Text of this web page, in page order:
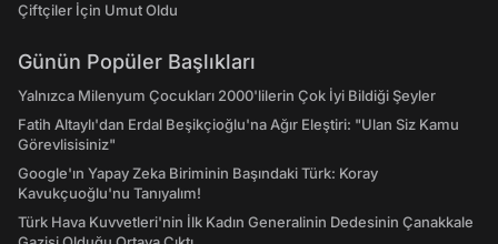
Çiftçiler İçin Umut Oldu
Günün Popüler Başlıkları
Yalnızca Milenyum Çocukları 2000'lilerin Çok İyi Bildiği Şeyler
Fatih Altaylı'dan Erdal Beşikçioğlu'na Ağır Eleştiri: "Ulan Siz Kamu
Görevlisisiniz"
Google'ın Yapay Zeka Biriminin Başındaki Türk: Koray
Kavukçuoğlu'nu Tanıyalım!
Türk Hava Kuvvetleri'nin İlk Kadın Generalinin Dedesinin Çanakkale